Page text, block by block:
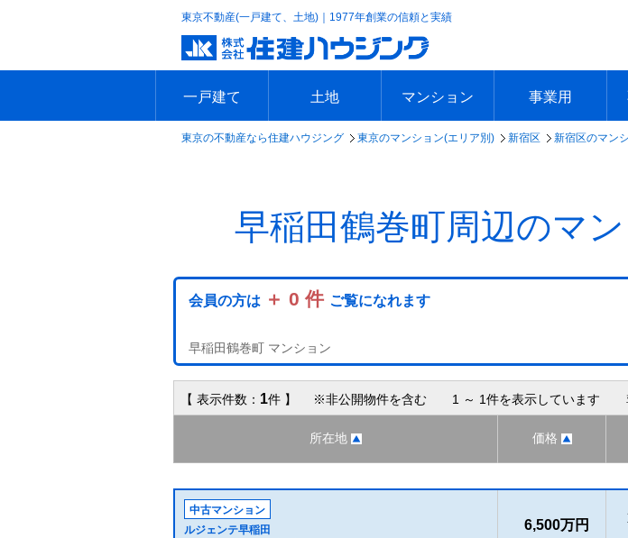
東京不動産(一戸建て、土地)｜1977年創業の信頼と実績
一戸建て
エリアで探す
沿線で探す
新築一戸建て
中古一戸建て
本日の新着物件
今週の新着物件
土地
エリアで探す
沿線で探す
本日の新着物件
今週の新着物件
マンション
エリアで探す
沿線で探す
本日の新着物件
今週の新着物件
事業用
エリアで探す
沿線で探す
本日の新着物件
今週の新着物件
東京の不動産なら住建ハウジング 東京のマンション(エリア別) 新宿区 新宿区のマン
早稲田鶴巻町周辺のマ
会員の方は ＋ 0 件 ご覧になれます
早稲田鶴巻町 マンション
【 表示件数： 1件 】 ※非公開物件を含む 1 ～ 1件を表示しています
所在地 価格
中古マンション
ルジェンテ早稲田
6,500万円